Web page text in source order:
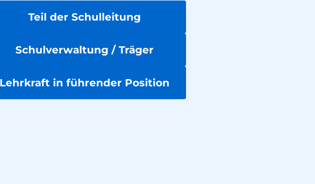
Teil der Schulleitung
Schulverwaltung / Träger
Lehrkraft in führender Position